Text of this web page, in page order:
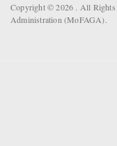
Copyright © 2026 . All Rights
Administration (MoFAGA).